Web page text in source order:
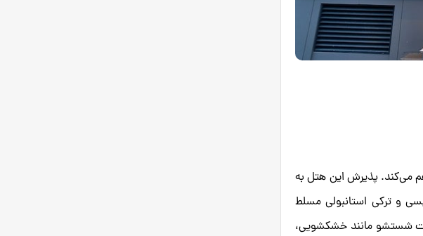
می‌کند. پذیرش این هتل به
و ترکی استانبولی مسلط
شستشو مانند خشکشویی،